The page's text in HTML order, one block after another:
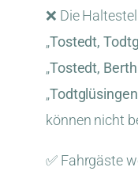
❌ Die
„Tostedt,
„Tostedt,
„
können nicht
✅ Fahrgäste